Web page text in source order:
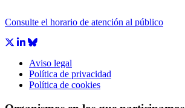
Consulte el horario de atención al público
Aviso legal
Política de privacidad
Política de cookies